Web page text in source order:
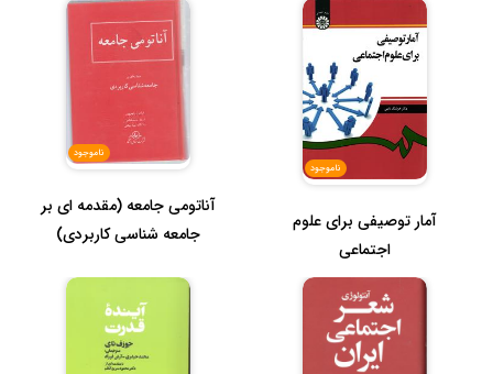
ناموجود
آمار توصیفی برای علوم
اجتماعی
ناموجود
آناتومی جامعه (مقدمه ای بر
جامعه شناسی کاربردی)